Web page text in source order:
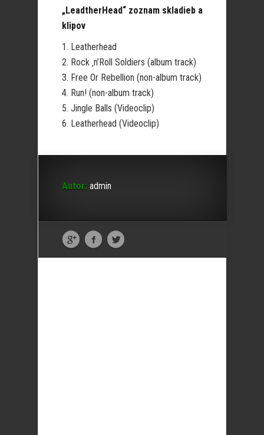
„LeadtherHead“ zoznam skladieb a
klipov
1. Leatherhead
2. Rock ‚n’Roll Soldiers (album track)
3. Free Or Rebellion (non-album track)
4. Run! (non-album track)
5. Jingle Balls (Videoclip)
6. Leatherhead (Videoclip)
Autor: admin